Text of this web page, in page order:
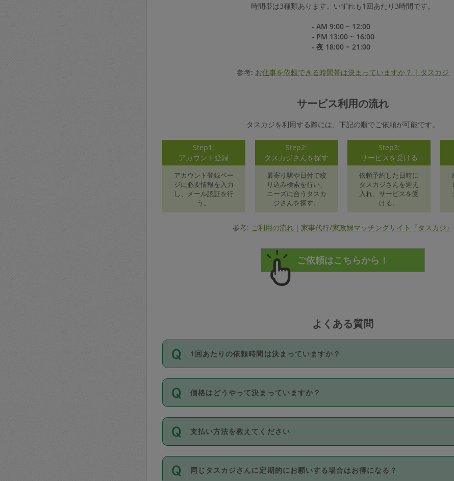
時間帯は3種類あります。いずれも1回あたり3時間です。
- AM 9:00 ~ 12:00
- PM 13:00 ~ 16:00
- 夜 18:00 ~ 21:00
参考: お仕事を依頼できる時間帯は決まっていますか？ | タスカジ
サービス利用の流れ
タスカジを利用する際には、下記の順でご依頼が可能です。
Step1:
アカウント登録
アカウント登録ペー
ジに必要情報を入力
し、メール認証を行
う。
Step2:
タスカジさんを探す
最寄り駅や日付で絞
り込み検索を行い、
ニーズに合うタスカ
ジさんを探す。
Step3:
サービスを受ける
依頼予約した日時に
タスカジさんを迎え
入れ、サービスを受
ける。
参考: ご利用の流れ｜家事代行/家政婦マッチングサイト『タスカジ』
よくある質問
1回あたりの依頼時間は決まっていますか？
依頼1回につき3時間固定です。3時間を超えて依頼したい場合は、延長機能
い。機能をご利用いただくには、タスカジさんに事前に相談し、合意の上事
が必要です。なお、3時間を下回っても、値引き等はございません。
価格はどうやって決まっていますか？
11種類の価格帯の中からタスカジさん自身が価格を選んで設定しています。
タスカジさんの価格設定には最初は制限があり、レビュー件数、レビューの
除々に設定可能な最高額が上がっていく仕組みになっています。
支払い方法を教えてください
お支払方法はクレジットカード（Visa／Master／JCB／AMERICAN
Club）のみとなります。
同じタスカジさんに定期的にお願いする場合はお得になる？